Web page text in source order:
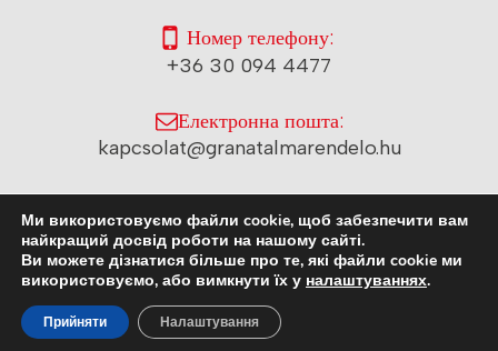
Номер телефону:
+36 30 094 4477
Електронна пошта:
kapcsolat@granatalmarendelo.hu
© 2026 Pomegranate
Clinic | Всі права захищені. Повідомлення про конфіденційність
Ми використовуємо файли cookie, щоб забезпечити вам
найкращий досвід роботи на нашому сайті.
Ви можете дізнатися більше про те, які файли cookie ми
використовуємо, або вимкнути їх у налаштуваннях.
Прийняти Налаштування